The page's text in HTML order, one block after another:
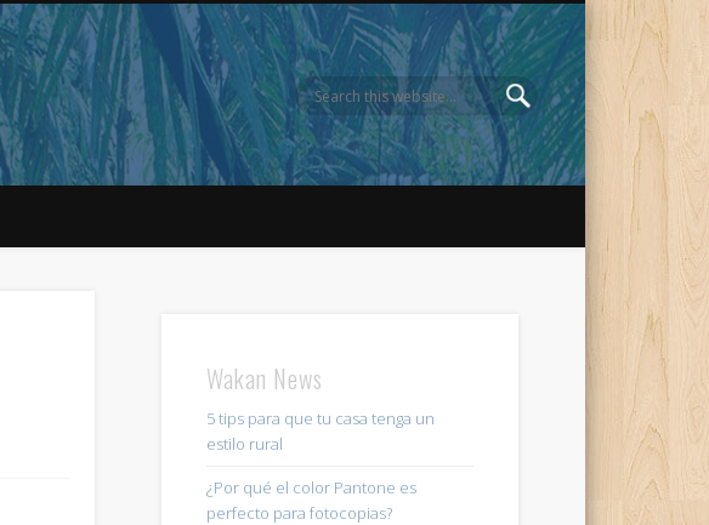
Wakan News
5 tips para que tu casa tenga un
estilo rural
¿Por qué el color Pantone es
perfecto para fotocopias?